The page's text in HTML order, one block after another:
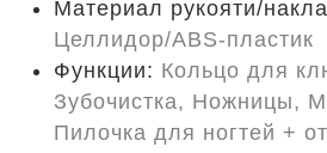
Материал рукояти/
Целлидор/ABS-пластик
Функции: Кольцо для
Зубочистка, Ножницы,
Пилочка для ногтей +